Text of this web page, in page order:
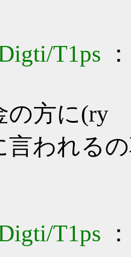
T1ps
の方に(ry
言われる
T1ps